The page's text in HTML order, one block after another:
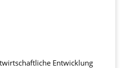
Entwicklung